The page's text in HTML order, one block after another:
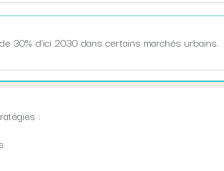
30% d’ici 2030 dans certains marchés urbains.
: